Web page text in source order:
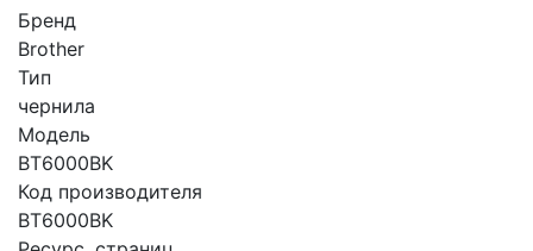
Бренд
Brother
Тип
чернила
Модель
BT6000BK
Код производителя
BT6000BK